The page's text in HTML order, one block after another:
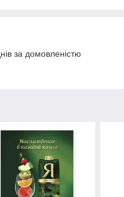
за домовленістю